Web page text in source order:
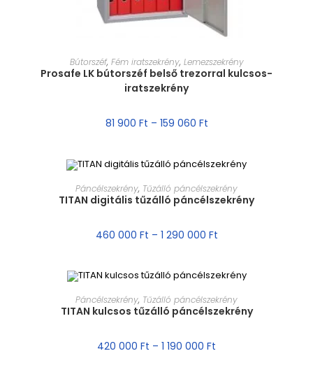
MÉRET VÁLASZTÁSA
Bútorszéf, Fém iratszekrény, Lemezszekrény
Prosafe LK bútorszéf belső trezorral kulcsos-
iratszekrény
81 900 Ft – 159 060 Ft
MÉRET VÁLASZTÁSA
Páncélszekrény, Tűzálló páncélszekrény
TITAN digitális tűzálló páncélszekrény
460 000 Ft – 1 290 000 Ft
MÉRET VÁLASZTÁSA
Páncélszekrény, Tűzálló páncélszekrény
TITAN kulcsos tűzálló páncélszekrény
420 000 Ft – 1 190 000 Ft